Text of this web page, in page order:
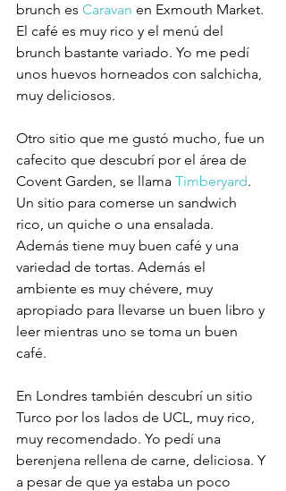
brunch es Caravan en Exmouth Market.
El café es muy rico y el menú del
brunch bastante variado. Yo me pedí
unos huevos horneados con salchicha,
muy deliciosos.
Otro sitio que me gustó mucho, fue un
cafecito que descubrí por el área de
Covent Garden, se llama Timberyard.
Un sitio para comerse un sandwich
rico, un quiche o una ensalada.
Además tiene muy buen café y una
variedad de tortas. Además el
ambiente es muy chévere, muy
apropiado para llevarse un buen libro y
leer mientras uno se toma un buen
café.
En Londres también descubrí un sitio
Turco por los lados de UCL, muy rico,
muy recomendado. Yo pedí una
berenjena rellena de carne, deliciosa. Y
a pesar de que ya estaba un poco